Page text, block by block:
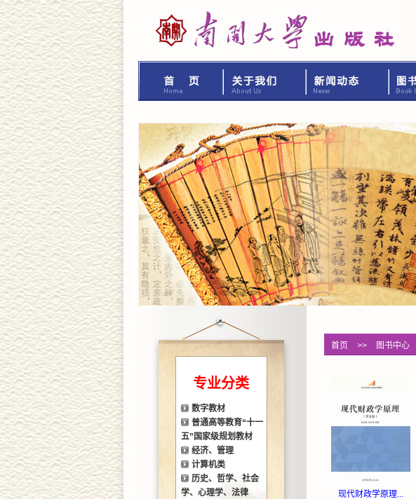
专业分类
数字教材
普通高等教育“十一
五”国家级规划教材
经济、管理
计算机类
历史、哲学、社会
学、心理学、法律
首页 >> 图书中心
现代财政学原理...